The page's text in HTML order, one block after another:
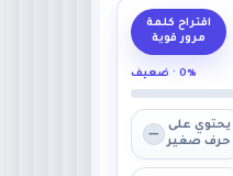
اقتراح كلمة
مرور قوية
0% · ضعيف
يحتوي على
حرف صغير